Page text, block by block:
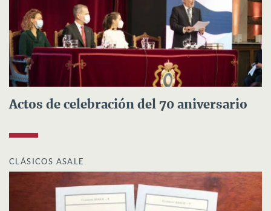
Actos de celebración del 70 aniversario
CLÁSICOS ASALE